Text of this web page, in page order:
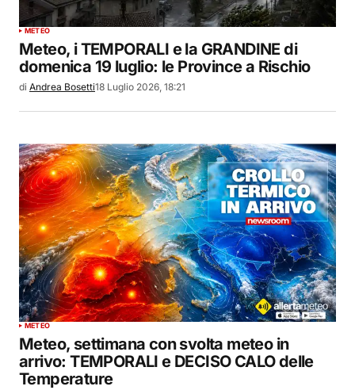
METEO
Meteo, i TEMPORALI e la GRANDINE di
domenica 19 luglio: le Province a Rischio
di Andrea Bosetti18 Luglio 2026, 18:21
METEO
Meteo, settimana con svolta meteo in
arrivo: TEMPORALI e DECISO CALO delle
Temperature